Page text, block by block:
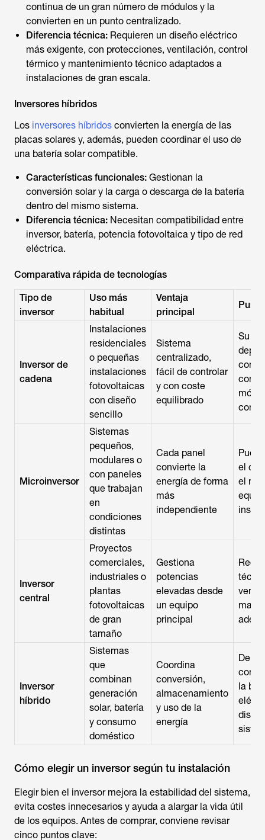
continua de un gran número de módulos y la
convierten en un punto centralizado.
Diferencia técnica: Requieren un diseño eléctrico
más exigente, con protecciones, ventilación, control
térmico y mantenimiento técnico adaptados a
instalaciones de gran escala.
Inversores híbridos
Los inversores híbridos convierten la energía de las
placas solares y, además, pueden coordinar el uso de
una batería solar compatible.
Características funcionales: Gestionan la
conversión solar y la carga o descarga de la batería
dentro del mismo sistema.
Diferencia técnica: Necesitan compatibilidad entre
inversor, batería, potencia fotovoltaica y tipo de red
eléctrica.
Comparativa rápida de tecnologías
Tipo de
inversor
Uso más
habitual
Ventaja
principal
Inversor de
cadena
Instalaciones
residenciales
o pequeñas
instalaciones
fotovoltaicas
con diseño
sencillo
Sistema
centralizado,
fácil de controlar
y con coste
equilibrado
Su
Microinversor
Sistemas
pequeños,
modulares o
con paneles
que trabajan
en
condiciones
distintas
Cada panel
convierte la
energía de forma
más
independiente
el
el
Inversor
central
Proyectos
comerciales,
industriales o
plantas
fotovoltaicas
de gran
tamaño
Gestiona
potencias
elevadas desde
un equipo
principal
Inversor
híbrido
Sistemas
que
combinan
generación
solar, batería
y consumo
doméstico
Coordina
conversión,
almacenamiento
y uso de la
energía
Debe
la
Cómo elegir un inversor según tu instalación
Elegir bien el inversor mejora la estabilidad del sistema,
evita costes innecesarios y ayuda a alargar la vida útil
de los equipos. Antes de comprar, conviene revisar
cinco puntos clave: